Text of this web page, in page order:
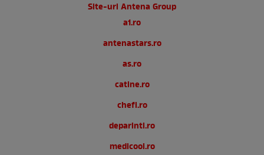
Site-uri Antena Group
a1.ro
antenastars.ro
as.ro
catine.ro
chefi.ro
deparinti.ro
medicool.ro